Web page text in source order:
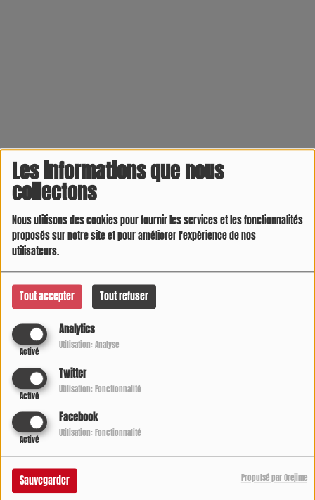
Les informations que nous
collectons
Nous utilisons des cookies pour fournir les services et les fonctionnalités
proposés sur notre site et pour améliorer l'expérience de nos
utilisateurs.
Tout accepter Tout refuser
Analytics
Activé
Utilisation: Analyse
Twitter
Activé
Utilisation: Fonctionnalité
Facebook
Activé
Utilisation: Fonctionnalité
Sauvegarder Propulsé par Orejime
Mezzo-soprano au timbre ambré inégalable, Béatrice
Uria-Monzon nous a quittés ce samedi 19 juillet 2025.
Elle avait 61 ans. De Paris à New-York, de Vienne à